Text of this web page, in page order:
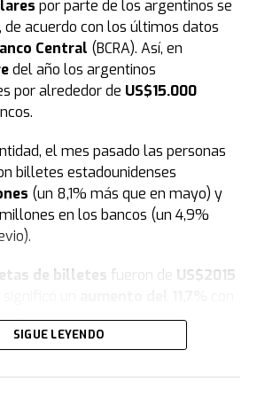
el evento de este fin de semana,
las calles de la ciudad se vestirán
la consigna de llevar respuestas
a cada hogar, los miembros de la
gran peregrinación para anunciar
de esta nueva edición.
tres semanas recorrerán
zona céntrica y diversos eventos
por parte de los argentinos se
de acuerdo con los últimos datos
Central (BCRA). Así, en
del año los argentinos
por alrededor de US$15.000
el mes pasado las personas
billetes estadounidenses
(un 8,1% más que en mayo) y
en los bancos (un 4,9%
de billetes fueron de US$2015
en el mes anterior.
de individuosque operaron en
el BCRA informó que 1,5
SIGUE LEYENDO